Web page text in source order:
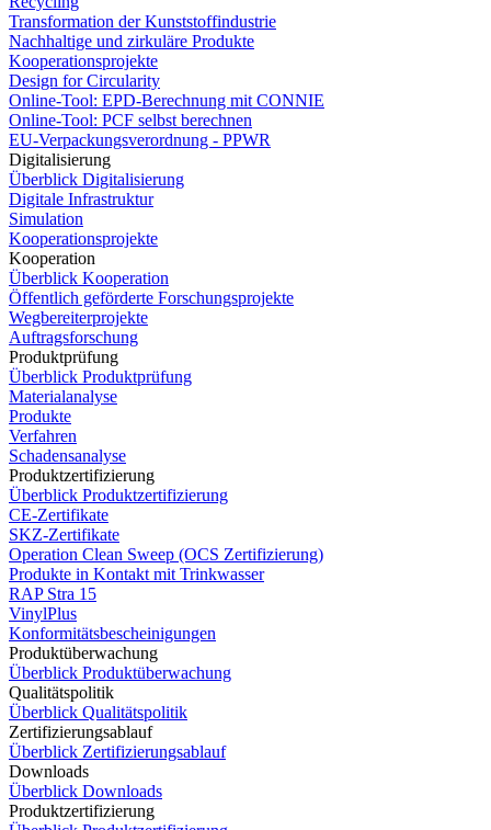
Transformation der Kunststoffindustrie
Nachhaltige und zirkuläre Produkte
Kooperationsprojekte
Design for Circularity
Online-Tool: EPD-Berechnung mit CONNIE
Online-Tool: PCF selbst berechnen
EU-Verpackungsverordnung - PPWR
Digitalisierung
Überblick Digitalisierung
Digitale Infrastruktur
Simulation
Kooperationsprojekte
Kooperation
Überblick Kooperation
Öffentlich geförderte Forschungsprojekte
Wegbereiterprojekte
Auftragsforschung
Produktprüfung
Überblick Produktprüfung
Materialanalyse
Produkte
Verfahren
Schadensanalyse
Produktzertifizierung
Überblick Produktzertifizierung
CE-Zertifikate
SKZ-Zertifikate
Operation Clean Sweep (OCS Zertifizierung)
Produkte in Kontakt mit Trinkwasser
RAP Stra 15
VinylPlus
Konformitätsbescheinigungen
Produktüberwachung
Überblick Produktüberwachung
Qualitätspolitik
Überblick Qualitätspolitik
Zertifizierungsablauf
Überblick Zertifizierungsablauf
Downloads
Überblick Downloads
Produktzertifizierung